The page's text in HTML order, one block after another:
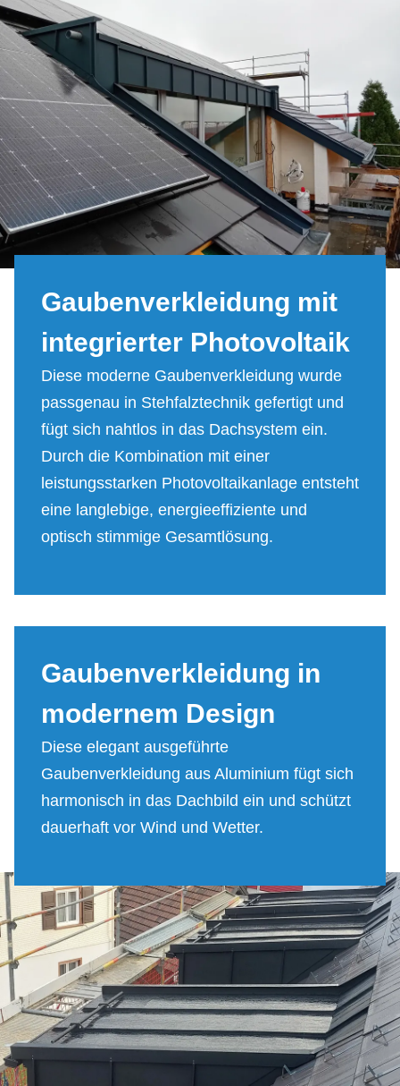
Gau­ben­ver­klei­dung mit
in­te­grier­ter Pho­to­vol­ta­ik
Diese moderne Gaubenverkleidung wurde
passgenau in Stehfalztechnik gefertigt und
fügt sich nahtlos in das Dachsystem ein.
Durch die Kombination mit einer
leistungsstarken Photovoltaikanlage entsteht
eine langlebige, energieeffiziente und
optisch stimmige Gesamtlösung.
Gau­ben­ver­klei­dung in
mo­der­nem De­sign
Diese elegant ausgeführte
Gaubenverkleidung aus Aluminium fügt sich
harmonisch in das Dachbild ein und schützt
dauerhaft vor Wind und Wetter.